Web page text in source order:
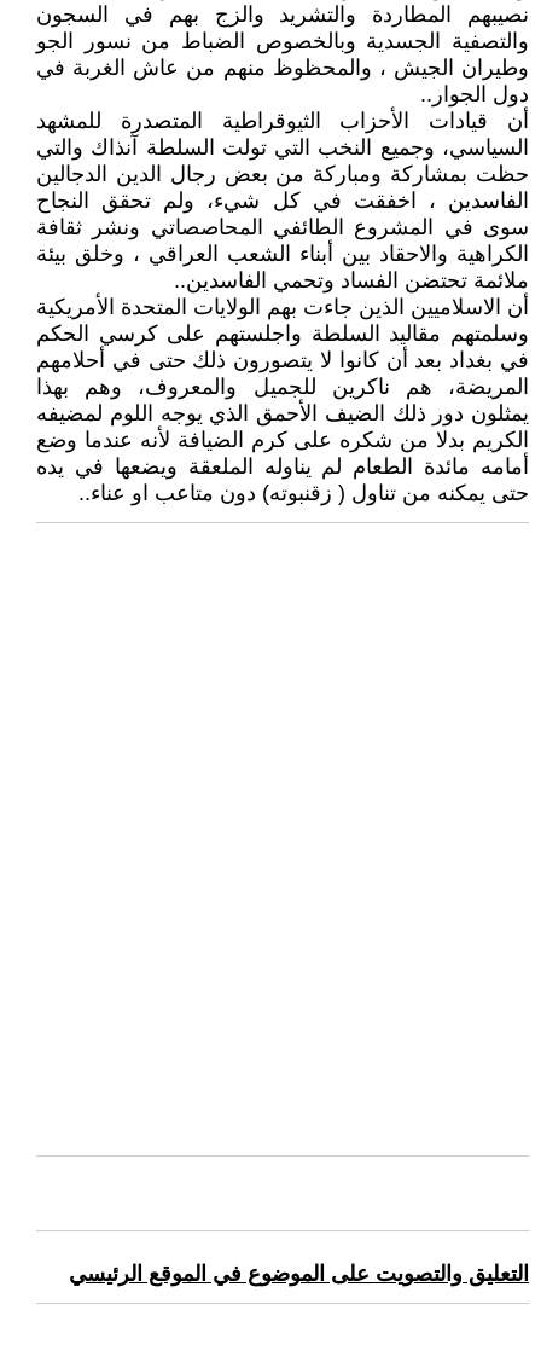
نصيبهم المطاردة والتشريد والزج بهم في السجون
والتصفية الجسدية وبالخصوص الضباط من نسور الجو
وطيران الجيش ، والمحظوظ منهم من عاش الغربة في
دول الجوار..
أن قيادات الأحزاب الثيوقراطية المتصدرة للمشهد
السياسي، وجميع النخب التي تولت السلطة آنذاك والتي
حظت بمشاركة ومباركة من بعض رجال الدين الدجالين
الفاسدين ، اخفقت في كل شيء، ولم تحقق النجاح
سوى في المشروع الطائفي المحاصصاتي ونشر ثقافة
الكراهية والاحقاد بين أبناء الشعب العراقي ، وخلق بيئة
ملائمة تحتضن الفساد وتحمي الفاسدين..
أن الاسلاميين الذين جاءت بهم الولايات المتحدة الأمريكية
وسلمتهم مقاليد السلطة واجلستهم على كرسي الحكم
في بغداد بعد أن كانوا لا يتصورون ذلك حتى في أحلامهم
المريضة، هم ناكرين للجميل والمعروف، وهم بهذا
يمثلون دور ذلك الضيف الأحمق الذي يوجه اللوم لمضيفه
الكريم بدلا من شكره على كرم الضيافة لأنه عندما وضع
أمامه مائدة الطعام لم يناوله الملعقة ويضعها في يده
حتى يمكنه من تناول ( زقنبوته) دون متاعب او عناء..
التعليق والتصويت على الموضوع في الموقع الرئيسي